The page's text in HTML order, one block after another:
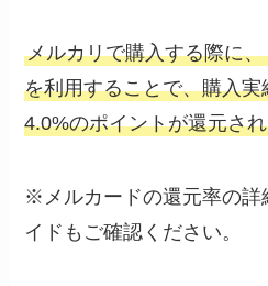
メルカリで購入する際に、
を利用することで、購入
4.0%のポイントが還元さ
※メルカードの還元率の詳
イドもご確認ください。